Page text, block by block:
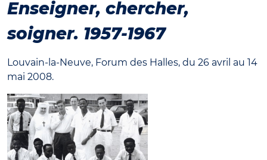
Enseigner, chercher,
soigner. 1957-1967
Louvain-la-Neuve, Forum des Halles, du 26 avril au 14
mai 2008.